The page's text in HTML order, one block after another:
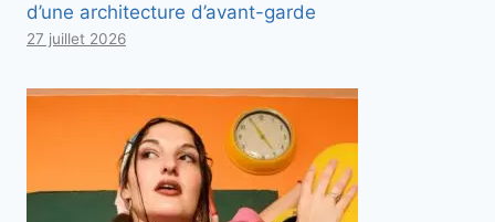
d’une architecture d’avant-garde
27 juillet 2026